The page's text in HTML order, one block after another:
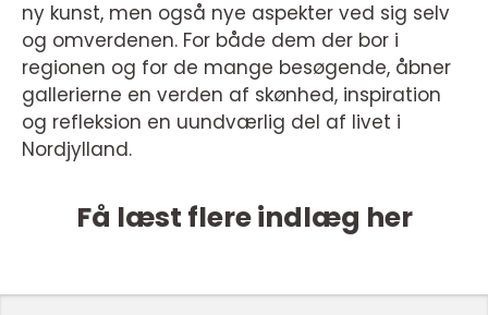
ny kunst, men også nye aspekter ved sig selv
og omverdenen. For både dem der bor i
regionen og for de mange besøgende, åbner
gallerierne en verden af skønhed, inspiration
og refleksion en uundværlig del af livet i
Nordjylland.
Få læst flere indlæg her